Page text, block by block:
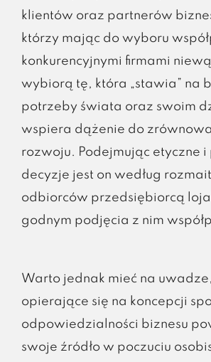
klientów oraz partnerów
którzy mając do wyboru
konkurencyjnymi firmami
wybiorą tę, która „stawia” na
potrzeby świata oraz swoim
wspiera dążenie do
rozwoju. Podejmując etyczne i
decyzje jest on według
odbiorców przedsiębiorcą
godnym podjęcia z nim
Warto jednak mieć na
opierające się na koncepcji
odpowiedzialności biznesu
swoje źródło w poczuciu